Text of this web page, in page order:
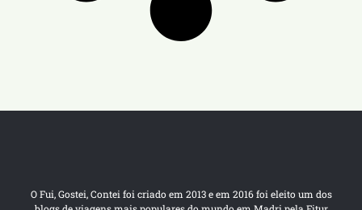
O Fui, Gostei, Contei foi criado em 2013 e em 2016 foi eleito um dos